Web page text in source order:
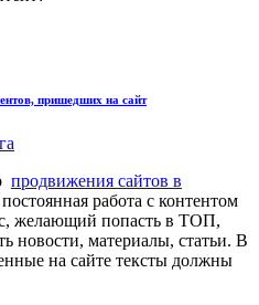
пришедших на сайт
продвижения сайтов в
постоянная работа с контентом
желающий попасть в ТОП,
новости, материалы, статьи. В
на сайте тексты должны